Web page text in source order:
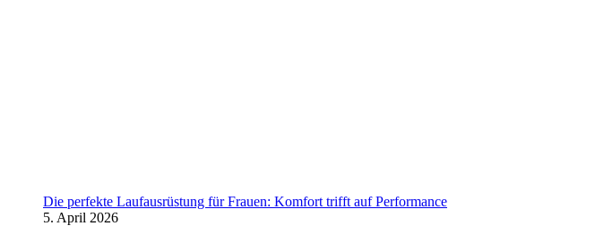
Die perfekte Laufausrüstung für Frauen: Komfort trifft auf Performance
5. April 2026